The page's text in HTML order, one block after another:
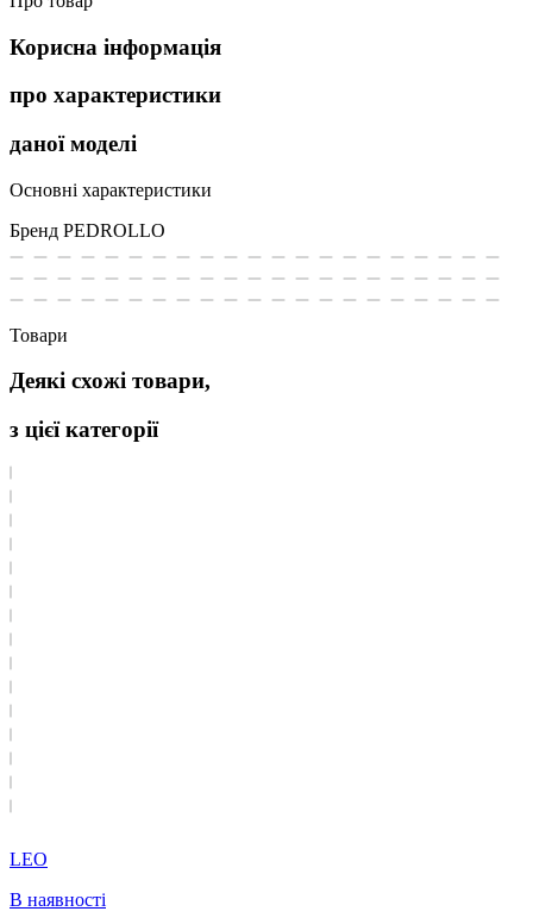
Корисна інформація
про характеристики
даної моделі
Основні характеристики
Бренд PEDROLLO
Товари
Деякі схожі товари,
з цієї категорії
LEO
В наявності